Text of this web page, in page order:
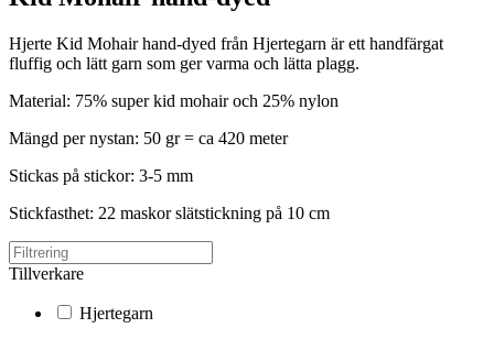
Hjerte Kid Mohair hand-dyed från Hjertegarn är ett handfärgat
fluffig och lätt garn som ger varma och lätta plagg.
Material: 75% super kid mohair och 25% nylon
Mängd per nystan: 50 gr = ca 420 meter
Stickas på stickor: 3-5 mm
Stickfasthet: 22 maskor slätstickning på 10 cm
Tillverkare
Hjertegarn